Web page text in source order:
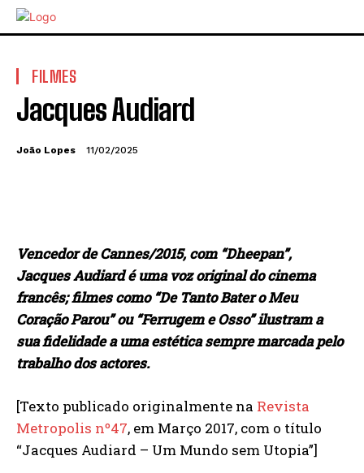
FILMES
Jacques Audiard
João Lopes 11/02/2025
Vencedor de Cannes/2015, com “Dheepan”,
Jacques Audiard é uma voz original do cinema
francês; filmes como “De Tanto Bater o Meu
Coração Parou” ou “Ferrugem e Osso” ilustram a
sua fidelidade a uma estética sempre marcada pelo
trabalho dos actores.
[Texto publicado originalmente na Revista
Metropolis nº47, em Março 2017, com o título
“Jacques Audiard – Um Mundo sem Utopia”]